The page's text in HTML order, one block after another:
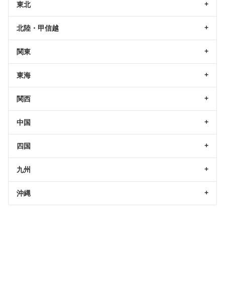
東北
北陸・甲信越
関東
東海
関西
中国
四国
九州
沖縄